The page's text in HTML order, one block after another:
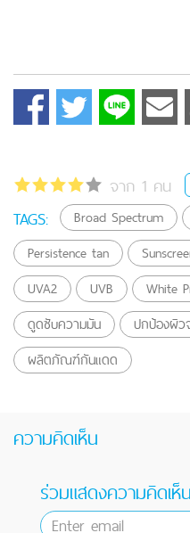
จาก 1 คน
TAGS: Broad Spectrum
Persistence tan
UVA2
UVB White
ดูดซับความมัน
ปกป้องผิว
ผลิตภัณฑ์กันแดด
ความคิดเห็น
ร่วมแสดงความคิดเห็น